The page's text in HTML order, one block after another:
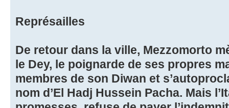
Représailles
De retour dans la ville, Mezzomorto
le Dey, le poignarde de ses propres
membres de son Diwan et
nom d’El Hadj Hussein Pacha. Mais